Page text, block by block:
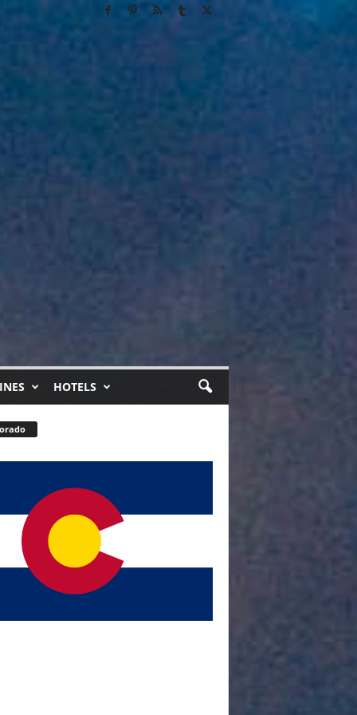
HOTELS